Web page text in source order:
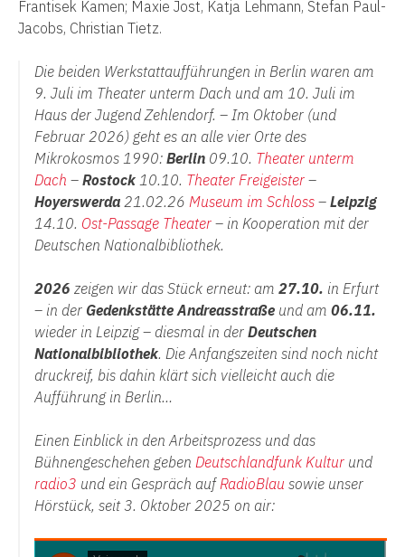
Frantisek Kamen; Maxie Jost, Katja Lehmann, Stefan Paul-
Jacobs, Christian Tietz.
Die beiden Werkstattaufführungen in Berlin waren am
9. Juli im Theater unterm Dach und am 10. Juli im
Haus der Jugend Zehlendorf. – Im Oktober (und
Februar 2026) geht es an alle vier Orte des
Mikrokosmos 1990: Berlin 09.10. Theater unterm
Dach – Rostock 10.10. Theater Freigeister –
Hoyerswerda 21.02.26 Museum im Schloss – Leipzig
14.10. Ost-Passage Theater – in Kooperation mit der
Deutschen Nationalbibliothek.
2026 zeigen wir das Stück erneut: am 27.10. in Erfurt
– in der Gedenkstätte Andreasstraße und am 06.11.
wieder in Leipzig – diesmal in der Deutschen
Nationalbibliothek. Die Anfangszeiten sind noch nicht
druckreif, bis dahin klärt sich vielleicht auch die
Aufführung in Berlin…
Einen Einblick in den Arbeitsprozess und das
Bühnengeschehen geben Deutschlandfunk Kultur und
radio3 und ein Gespräch aufRadioBlau sowie unser
Hörstück, seit 3. Oktober 2025 on air: